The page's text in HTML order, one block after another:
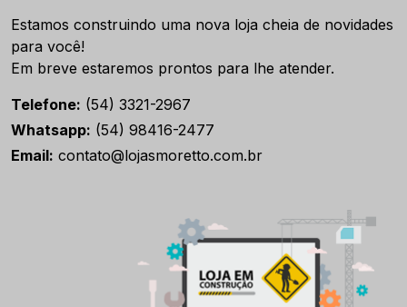
Estamos construindo uma nova loja cheia de novidades
para você!
Em breve estaremos prontos para lhe atender.
Telefone: (54) 3321-2967
Whatsapp: (54) 98416-2477
Email: contato@lojasmoretto.com.br